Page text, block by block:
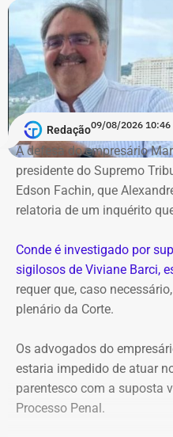
Redação09/08/2026 10:46
A defesa do empresário
presidente do Supremo
Edson Fachin, que
relatoria de um inquérito
Conde é investigado por
sigilosos de Viviane Barci,
requer que, caso
plenário da Corte.
Os advogados do
estaria impedido de atuar
parentesco com a suposta
Processo Penal.